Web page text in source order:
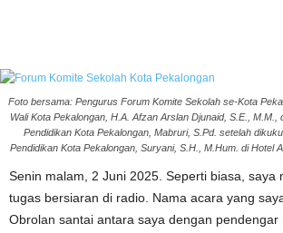
Foto bersama: Pengurus Forum Komite Sekolah se-Kota
Wali Kota Pekalongan, H.A. Afzan Arslan Djunaid, S.E., M.M.,
Pendidikan Kota Pekalongan, Mabruri, S.Pd. setelah
Pendidikan Kota Pekalongan, Suryani, S.H., M.Hum. di Hotel
Senin malam, 2 Juni 2025. Seperti biasa, saya
tugas bersiaran di radio. Nama acara yang
Obrolan santai antara saya dengan pendengar